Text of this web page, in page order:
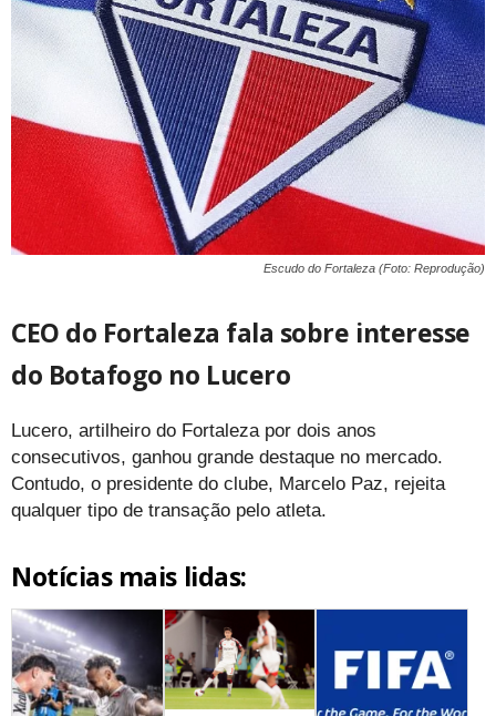
Escudo do Fortaleza (Foto: Reprodução)
CEO do Fortaleza fala sobre interesse
do Botafogo no Lucero
Lucero, artilheiro do Fortaleza por dois anos
consecutivos, ganhou grande destaque no mercado.
Contudo, o presidente do clube, Marcelo Paz, rejeita
qualquer tipo de transação pelo atleta.
Notícias mais lidas: